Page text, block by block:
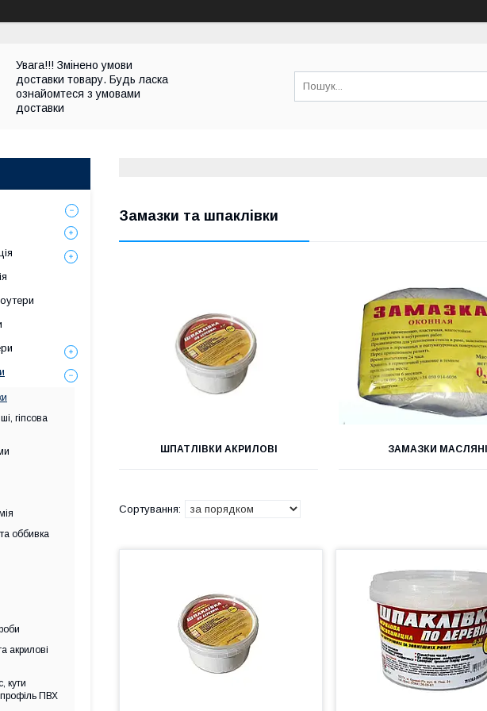
Увага!!! Змінено умови
доставки товару. Будь ласка
ознайомтеся з умовами
доставки
Замазки та шпаклівки
ШПАТЛІВКИ АКРИЛОВІ ЗАМАЗКИ МАСЛЯНІ
гіпсова
оббивка
акрилові
кути
ПВХ